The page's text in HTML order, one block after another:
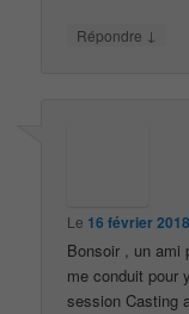
Répondre ↓
Le 16 février
Bonsoir , un ami
me conduit pour
session Casting